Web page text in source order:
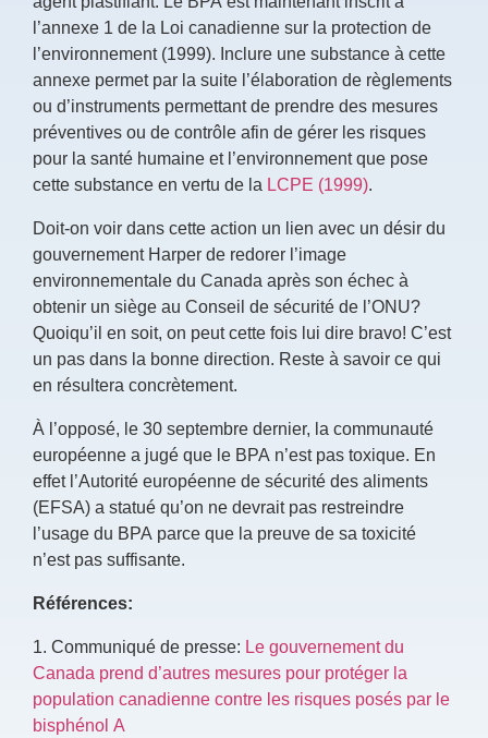
l’annexe 1 de la Loi canadienne sur la protection de
l’environnement (1999). Inclure une substance à cette
annexe permet par la suite l’élaboration de règlements
ou d’instruments permettant de prendre des mesures
préventives ou de contrôle afin de gérer les risques
pour la santé humaine et l’environnement que pose
cette substance en vertu de la LCPE (1999).
Doit-on voir dans cette action un lien avec un désir du
gouvernement Harper de redorer l’image
environnementale du Canada après son échec à
obtenir un siège au Conseil de sécurité de l’ONU?
Quoiqu’il en soit, on peut cette fois lui dire bravo! C’est
un pas dans la bonne direction. Reste à savoir ce qui
en résultera concrètement.
À l’opposé, le 30 septembre dernier, la communauté
européenne a jugé que le BPA n’est pas toxique. En
effet l’Autorité européenne de sécurité des aliments
(EFSA) a statué qu’on ne devrait pas restreindre
l’usage du BPA parce que la preuve de sa toxicité
n’est pas suffisante.
Références:
1. Communiqué de presse: Le gouvernement du
Canada prend d’autres mesures pour protéger la
population canadienne contre les risques posés par le
bisphénol A